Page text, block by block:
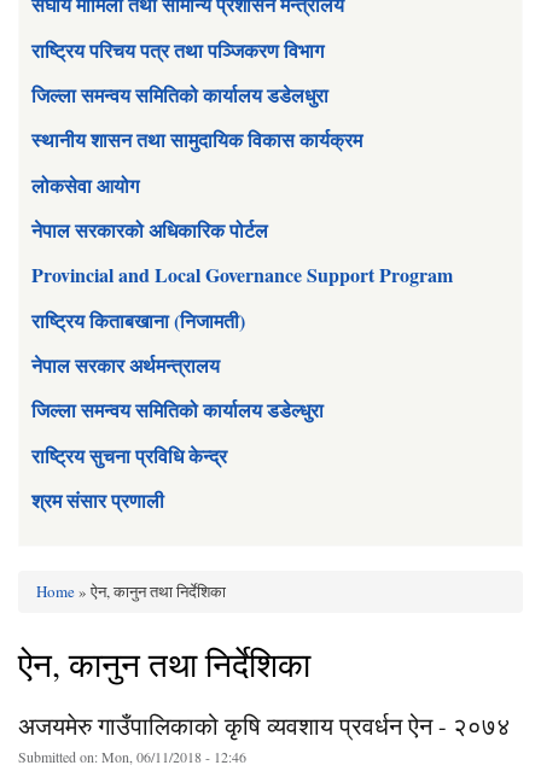
राष्ट्रिय परिचय पत्र तथा पञ्जिकरण विभाग
जिल्ला समन्वय समितिको कार्यालय डडेलधुरा
स्थानीय शासन तथा सामुदायिक विकास कार्यक्रम
लोकसेवा आयोग
नेपाल सरकारको अधिकारिक पोर्टल
Provincial and Local Governance Support Program
राष्ट्रिय किताबखाना (निजामती)
नेपाल सरकार अर्थमन्त्रालय
जिल्ला समन्वय समितिको कार्यालय डडेल्धुरा
राष्ट्रिय सुचना प्रविधि केन्द्र
श्रम संसार प्रणाली
You are here
Home» ऐन, कानुन तथा निर्देशिका
ऐन, कानुन तथा निर्देशिका
अजयमेरु गाउँपालिकाको कृषि व्यवशाय प्रवर्धन ऐन - २०७४
Submitted on:Mon, 06/11/2018 - 12:46